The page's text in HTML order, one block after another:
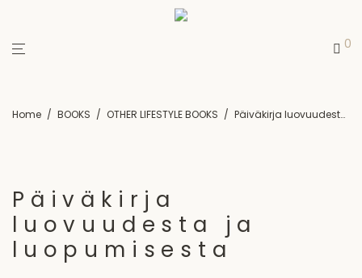
0
Home / BOOKS / OTHER LIFESTYLE BOOKS / Päiväkirja luovuudesta ja luopumisesta
Päiväkirja
luovuudesta ja
luopumisesta